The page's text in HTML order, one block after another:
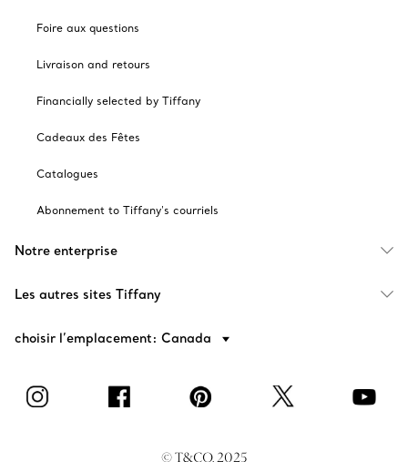
Foire aux questions
Livraison and retours
Financially selected by Tiffany
Cadeaux des Fêtes
Catalogues
Abonnement to Tiffany's courriels
Notre enterprise
Les autres sites Tiffany
choisir l’emplacement: Canada
© T&CO. 2025